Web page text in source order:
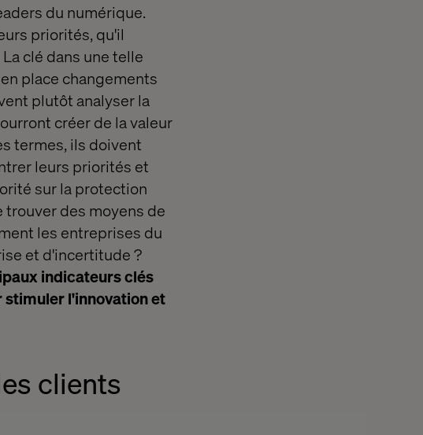
du numérique.
priorités, qu'il
clé dans une telle
place changements
plutôt analyser la
créer de la valeur
termes, ils doivent
leurs priorités et
sur la protection
des moyens de
les entreprises du
et d'incertitude ?
indicateurs clés
l'innovation et
clients